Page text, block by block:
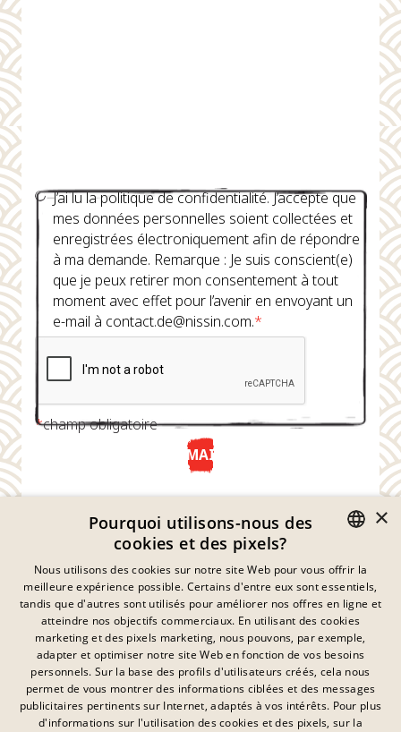
J’ai lu la politique de confidentialité. J’accepte que
mes données personnelles soient collectées et
enregistrées électroniquement afin de répondre
à ma demande. Remarque : Je suis conscient(e)
que je peux retirer mon consentement à tout
moment avec effet pour l’avenir en envoyant un
e-mail à contact.de@nissin.com.*
*champ obligatoire
ENVOYER MAINTENANT
Déclaration De Confidentialité
Empreinte
Mentions Légales
Contact
GERMAN
FRENCH
DANISH
SWEDISH
HUNGARIAN
×
Pourquoi utilisons-nous des
cookies et des pixels?
Nous utilisons des cookies sur notre site Web pour vous offrir la
meilleure expérience possible. Certains d'entre eux sont essentiels,
tandis que d'autres sont utilisés pour améliorer nos offres en ligne et
atteindre nos objectifs commerciaux. En utilisant des cookies
marketing et des pixels marketing, nous pouvons, par exemple,
adapter et optimiser notre site Web en fonction de vos besoins
personnels. Sur la base des profils d'utilisateurs créés, cela nous
permet de vous montrer des informations ciblées et des messages
publicitaires pertinents sur Internet, adaptés à vos intérêts. Pour plus
d'informations sur l'utilisation des cookies et des pixels, sur la